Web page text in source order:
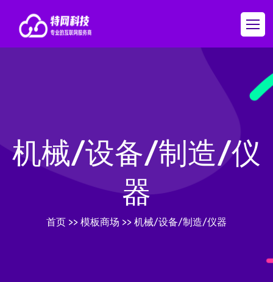
机械/设备/制造/仪
器
首页 >> 模板商场 >> 机械/设备/制造/仪器